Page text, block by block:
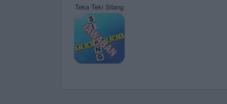
Teka Teki Silang